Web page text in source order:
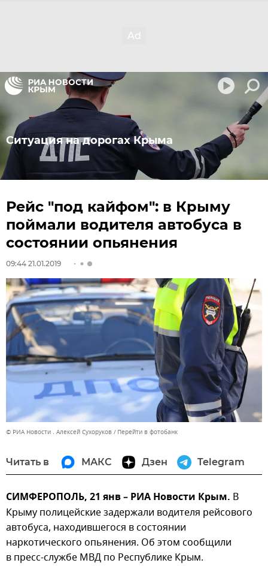
Ситуация на дорогах Крыма
Рейс "под кайфом": в Крыму
поймали водителя автобуса в
состоянии опьянения
09:44 21.01.2019
© РИА Новости . Алексей Сухоруков Перейти в фотобанк
Читать в МАКС Дзен Telegram
СИМФЕРОПОЛЬ, 21 янв – РИА Новости Крым. В
Крыму полицейские задержали водителя рейсового
автобуса, находившегося в состоянии
наркотического опьянения. Об этом сообщили
в пресс-службе МВД по Республике Крым.